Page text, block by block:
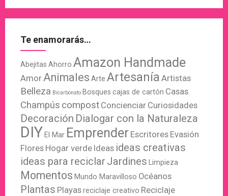
Te enamorarás…
Abejitas Ahorro Amazon Handmade
Amor Animales Arte Artesanía Artistas
Belleza Bicarbonato Bosques cajas de cartón Casas
Champús compost Concienciar Curiosidades
Decoración Dialogar con la Naturaleza
DIY El Mar Emprender Escritores Evasión
Flores Hogar verde Ideas ideas creativas
ideas para reciclar Jardines Limpieza
Momentos Mundo Maravilloso Océanos
Plantas Playasreciclaje creativo Reciclaje